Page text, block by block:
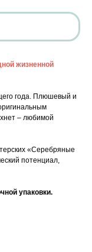
жизненной
года. Плюшевый и
– любимой
«Серебряные
потенциал,
упаковки.